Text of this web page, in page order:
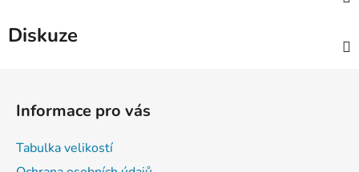
Diskuze
Informace pro vás
Tabulka velikostí